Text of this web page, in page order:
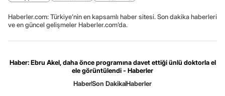
Haberler.com: Türkiye’nin en kapsamlı haber sitesi. Son dakika haberleri
ve en güncel gelişmeler Haberler.com’da.
Haber: Ebru Akel, daha önce programına davet ettiği ünlü doktorla el
ele görüntülendi - Haberler
HaberSon DakikaHaberler